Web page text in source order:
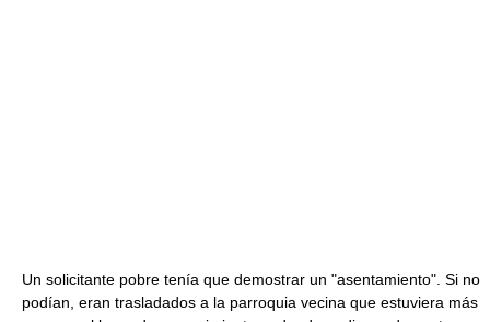
Un solicitante pobre tenía que demostrar un "asentamiento". Si no
podían, eran trasladados a la parroquia vecina que estuviera más